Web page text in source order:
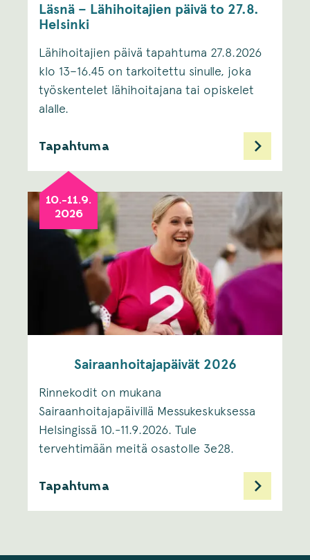
Läsnä – Lähihoitajien päivä to 27.8.
Helsinki
Lähihoitajien päivä tapahtuma 27.8.2026
klo 13–16.45 on tarkoitettu sinulle, joka
työskentelet lähihoitajana tai opiskelet
alalle. ​
Tapahtuma
10.-11.9.
2026
Sairaanhoitajapäivät 2026
Rinnekodit on mukana
Sairaanhoitajapäivillä Messukeskuksessa
Helsingissä 10.-11.9.2026. Tule
tervehtimään meitä osastolle 3e28.
Tapahtuma